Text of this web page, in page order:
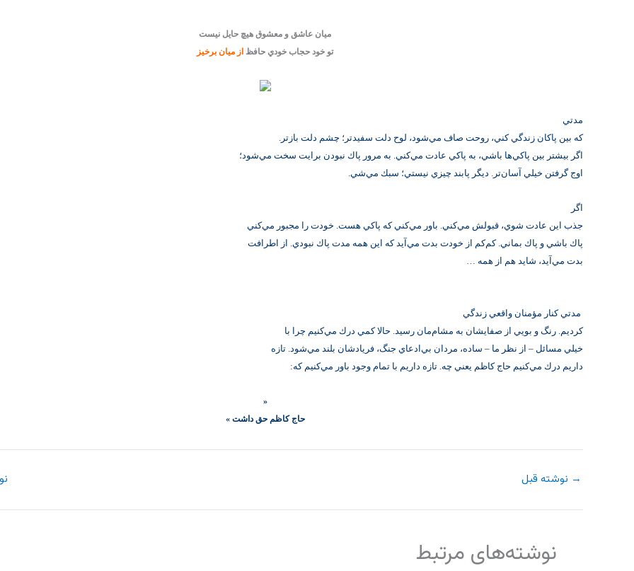
ميان عاشق و معشوق هيچ حايل نيست
تو خود حجاب خودي حافظ از ميان برخيز
مدتي
كه بين پاكان زندگي كني، روحت صاف مي‌شود، لوح دلت سفيدتر؛ چشم دلت بازتر.
اگر بيشتر بين پاكي‌ها باشي، به پاكي عادت مي‌كني. به مرور پاك نبودن برايت سخت مي‌شود؛
اوج گرفتن خيلي آسان‌تر. ديگر پابند چيزي نيستي؛ سبك مي‌شي.
اگر
جذب اين عادت شوي، قبولش مي‌كني. باور مي‌كني كه پاكي هست. خودت را مجبور مي‌كني
پاك باشي و پاك بماني. كم‌كم از خودت بدت مي‌آيد كه اين همه مدت پاك نبودي. از اطرافت
بدت مي‌آيد، شايد هم از همه …
مدتي كنار مؤمنان واقعي زندگي
كرديم. رنگ و بويي از صفايشان به مشام‌مان رسيد. حالا كمي درك مي‌كنيم چرا با
خيلي مسائل – از نظر ما – ساده، مردان بي‌ادعاي جنگ، فريادشان بلند مي‌شود. تازه
داريم درك مي‌كنيم حاج كاظم يعني چه. تازه داريم با تمام وجود باور مي‌كنيم كه:
«
حاج كاظم حق داشت»
→ نوشته قبل
نوشته‌های مرتبط